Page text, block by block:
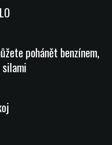
pohánět benzínem,